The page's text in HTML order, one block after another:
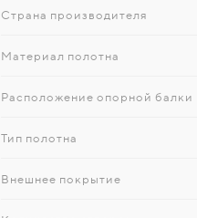
Страна производителя
Материал полотна
Расположение опорной балки
Тип полотна
Внешнее покрытие